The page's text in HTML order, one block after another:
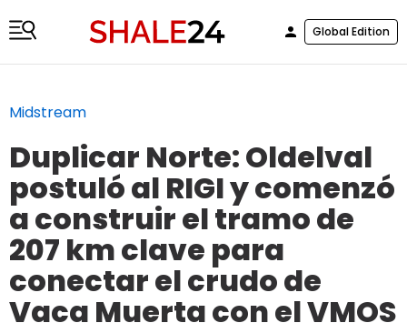
Global Edition
Midstream
Duplicar Norte: Oldelval
postuló al RIGI y comenzó
a construir el tramo de
207 km clave para
conectar el crudo de
Vaca Muerta con el VMOS